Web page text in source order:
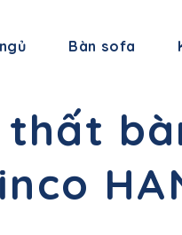
Bàn sofa